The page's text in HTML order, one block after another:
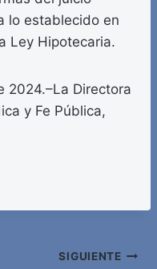
lo establecido en
Ley Hipotecaria.
2024.–La Directora
y Fe Pública,
SIGUIENTE